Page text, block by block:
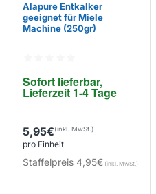
EIGENMARKE
Sofort lieferbar,
Lieferzeit 1-4 Tage
Alapure Entkalker
geeignet für Miele
Machine (250gr)
5,95€
pro Einheit
Staffelpreis 4,95€